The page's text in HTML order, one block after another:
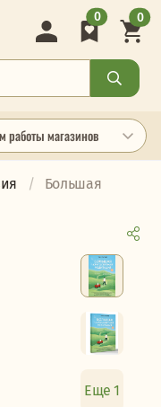
работы магазинов
0 0
Большая
Еще 1